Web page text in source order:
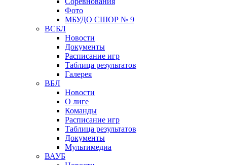
Фото
МБУДО СШОР № 9
ВСБЛ
Новости
Документы
Расписание игр
Таблица результатов
Галерея
ВБЛ
Новости
О лиге
Команды
Расписание игр
Таблица результатов
Документы
Мультимедиа
ВАУБ